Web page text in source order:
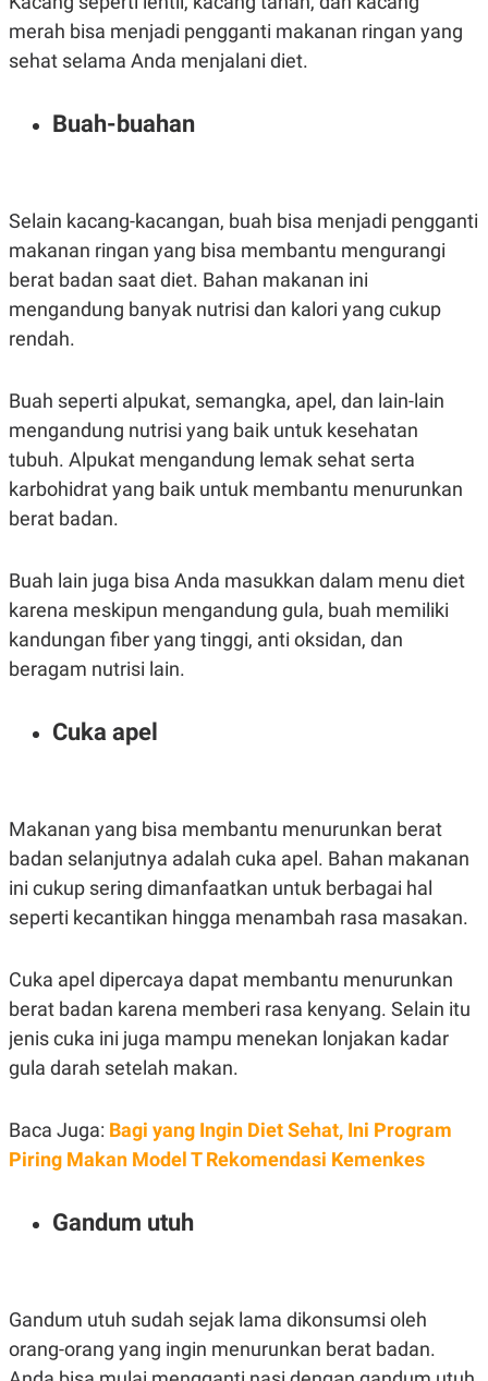
merah bisa menjadi pengganti makanan ringan yang
sehat selama Anda menjalani diet.
Buah-buahan
Selain kacang-kacangan, buah bisa menjadi pengganti
makanan ringan yang bisa membantu mengurangi
berat badan saat diet. Bahan makanan ini
mengandung banyak nutrisi dan kalori yang cukup
rendah.
Buah seperti alpukat, semangka, apel, dan lain-lain
mengandung nutrisi yang baik untuk kesehatan
tubuh. Alpukat mengandung lemak sehat serta
karbohidrat yang baik untuk membantu menurunkan
berat badan.
Buah lain juga bisa Anda masukkan dalam menu diet
karena meskipun mengandung gula, buah memiliki
kandungan fiber yang tinggi, anti oksidan, dan
beragam nutrisi lain.
Cuka apel
Makanan yang bisa membantu menurunkan berat
badan selanjutnya adalah cuka apel. Bahan makanan
ini cukup sering dimanfaatkan untuk berbagai hal
seperti kecantikan hingga menambah rasa masakan.
Cuka apel dipercaya dapat membantu menurunkan
berat badan karena memberi rasa kenyang. Selain itu
jenis cuka ini juga mampu menekan lonjakan kadar
gula darah setelah makan.
Baca Juga: Bagi yang Ingin Diet Sehat, Ini Program
Piring Makan Model T Rekomendasi Kemenkes
Gandum utuh
Gandum utuh sudah sejak lama dikonsumsi oleh
orang-orang yang ingin menurunkan berat badan.